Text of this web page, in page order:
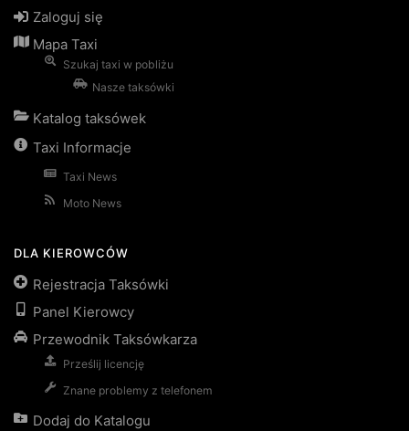
Zaloguj się
Mapa Taxi
Szukaj taxi w pobliżu
Nasze taksówki
Katalog taksówek
Taxi Informacje
Taxi News
Moto News
DLA KIEROWCÓW
Rejestracja Taksówki
Panel Kierowcy
Przewodnik Taksówkarza
Prześlij licencję
Znane problemy z telefonem
Dodaj do Katalogu